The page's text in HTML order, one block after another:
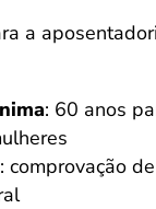
a
: 60 anos
: comprovação